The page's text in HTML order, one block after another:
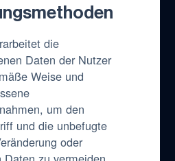
die
Daten der Nutzer
Weise und
um den
und die unbefugte
oder